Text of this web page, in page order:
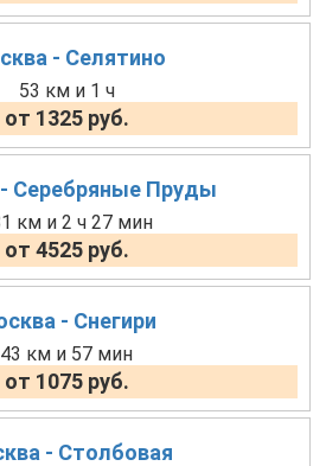
- Селятино
53 км и 1 ч
от 1325 руб.
Серебряные Пруды
км и 2 ч 27 мин
от 4525 руб.
- Снегири
43 км и 57 мин
от 1075 руб.
- Столбовая